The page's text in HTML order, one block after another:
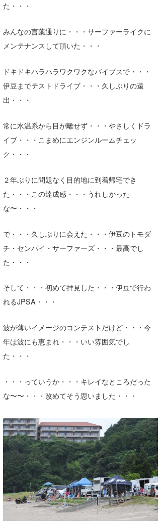
た・・・
みんなの言葉通りに・・・サーファーライクに
メンテナンスして頂いた・・・
ドキドキハラハラワクワクなバイブスで・・・
伊豆までテストドライブ・・・久しぶりの遠
出・・・
常に水温系から目が離せず・・・やさしくドラ
イブ・・・こまめにエンジンルームチェッ
ク・・・
２年ぶりに問題なく目的地に到着帰宅でき
た・・・この達成感・・・うれしかった
な〜・・・
で・・・久しぶりに会えた・・・伊豆のトモダ
チ・センパイ・サーファーズ・・・最高でし
た・・・
そして・・・初めて拝見した・・・伊豆で行わ
れるJPSA・・・
波が薄いイメージのコンテストだけど・・・今
年は波にも恵まれ・・・いい雰囲気でし
た・・・
・・・っていうか・・・キレイなところだった
な〜〜・・・改めてそう思いました・・・
KY
mitz
Soulman
waka☆=
YUKI☆
まっきー
三輪予報士
小川予報士
上田純子
上條将美
SancheZ
米山予報士
wanda
予報士 hiro.
banpaku
Mr.K